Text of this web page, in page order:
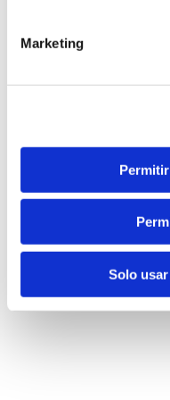
Marketing
Solo
La sandía
carrera de la